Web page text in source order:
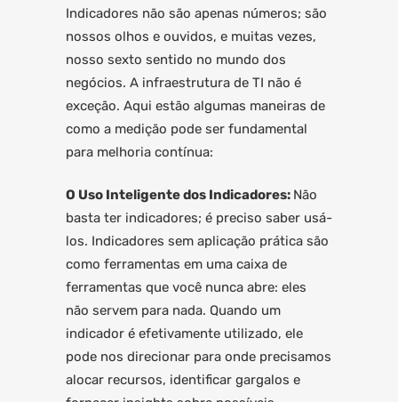
Indicadores não são apenas números; são
nossos olhos e ouvidos, e muitas vezes,
nosso sexto sentido no mundo dos
negócios. A infraestrutura de TI não é
exceção. Aqui estão algumas maneiras de
como a medição pode ser fundamental
para melhoria contínua:
O Uso Inteligente dos Indicadores: Não
basta ter indicadores; é preciso saber usá-
los. Indicadores sem aplicação prática são
como ferramentas em uma caixa de
ferramentas que você nunca abre: eles
não servem para nada. Quando um
indicador é efetivamente utilizado, ele
pode nos direcionar para onde precisamos
alocar recursos, identificar gargalos e